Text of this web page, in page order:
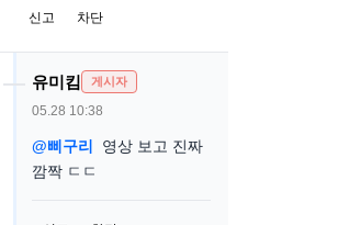
신고 차단
유미킴 게시자
05.28 10:38
@삐구리
영상 보고 진짜
깜짝 ㄷㄷ